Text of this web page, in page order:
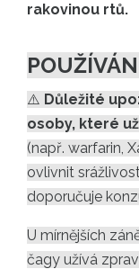
rakovinou rtů.
⚠️ Důležité
osoby, které
(např. warfarin,
ovlivnit
doporučuje
U mírnějších
čagy užívá